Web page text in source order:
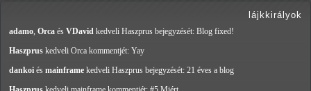
lájkkirályok
adamo, Orca és VDavid kedveli Haszprus bejegyzését: Blog fixed!
Haszprus kedveli Orca kommentjét: Yay
dankoi és mainframe kedveli Haszprus bejegyzését: 21 éves a blog